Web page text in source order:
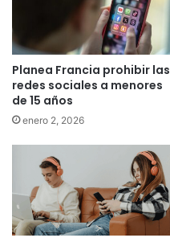
Planea Francia prohibir las
redes sociales a menores
de 15 años
enero 2, 2026